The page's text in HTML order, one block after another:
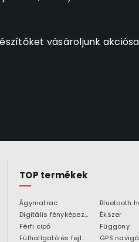
vásároljunk
TOP termékek
Ágymatrac
Digitális fényképezőgép
Ékszer
Férfi cipő
Függöny
Fülhallgató és fejlhallgató
GPS